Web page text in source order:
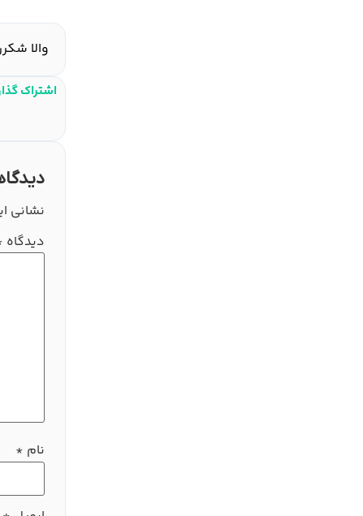
والا
اشتراک
نشانی
دیدگاه
نام *